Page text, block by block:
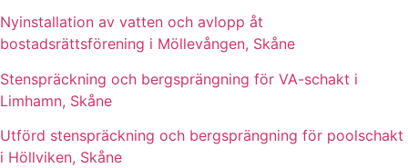
Nyinstallation av vatten och avlopp åt
bostadsrättsförening i Möllevången, Skåne
Stenspräckning och bergsprängning för VA-schakt i
Limhamn, Skåne
Utförd stenspräckning och bergsprängning för poolschakt
i Höllviken, Skåne